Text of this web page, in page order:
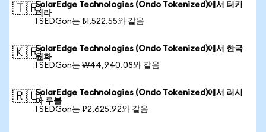
🇹🇷SolarEdge Technologies (Ondo Tokenized)에서 터키
리라
1 SEDGon는 ₺1,522.55와 같음
🇰🇷SolarEdge Technologies (Ondo Tokenized)에서 한국
원화
1 SEDGon는 ₩44,940.08와 같음
🇷🇺SolarEdge Technologies (Ondo Tokenized)에서 러시
아 루블
1 SEDGon는 ₽2,625.92와 같음